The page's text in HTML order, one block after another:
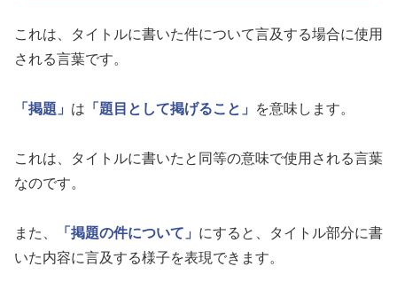
これは、タイトルに書いた件について言及する場合に使用
される言葉です。
「掲題」 は 「題目として掲げること」 を意味します。
これは、タイトルに書いたと同等の意味で使用される言葉
なのです。
また、 「掲題の件について」 にすると、タイトル部分に書
いた内容に言及する様子を表現できます。